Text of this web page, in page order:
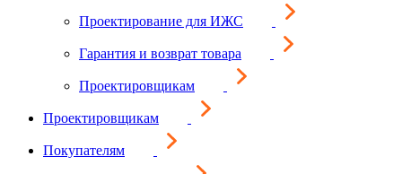
Проектирование для ИЖС
Гарантия и возврат товара
Проектировщикам
Проектировщикам
Покупателям